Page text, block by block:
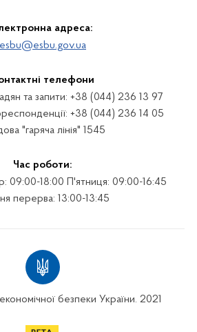
адреса:
esbu@esbu.gov.ua
телефони
та запити: +38 (044) 236 13 97
+38 (044) 236 14 05
"гаряча лінія" 1545
Час роботи:
09:00-18:00 П'ятниця: 09:00-16:45
перерва: 13:00-13:45
безпеки України. 2021